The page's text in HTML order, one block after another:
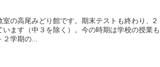
の高尾みどり館です。期末テストも終わり、2
ます（中３を除く）。今の時期は学校の授業も
２学期の...